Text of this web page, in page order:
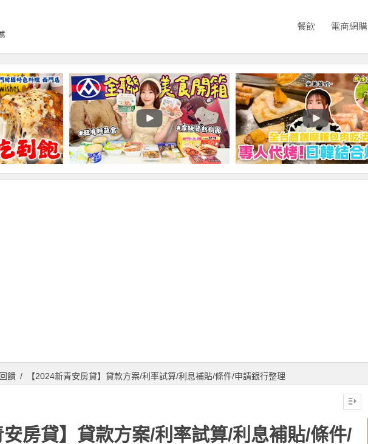
餐飲 電商網購
饋 【2024新青安房貸】貸款方案/利率試算/利息補貼/條件/申請銀行整理
安房貸】貸款方案/利率試算/利息補貼/條件/